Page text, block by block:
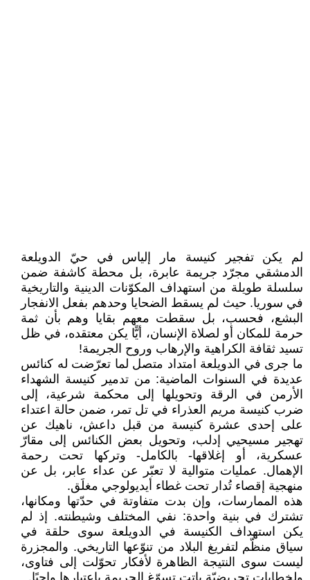
لم يكن تفجير كنيسة مار إلياس في حيّ الدويلعة
الدمشقي مجرّد جريمة عابرة، بل محطة كاشفة ضمن
سلسلة طويلة من استهداف المكوّنات الدينية والتاريخية
في سوريا. حيث لم يسقط الضحايا وحدهم بفعل الانفجار
البشع، فحسب، بل سقطت معهم بقايا وهم بأن ثمة
حرمة للمكان أو لصلاة الإنسان، أيًّا يكن معتقده، في ظل
تسيد ثقافة الكراهية والإرهاب وروح الجريمة!
ما جرى في الدويلعة امتداد متصل لما تعرّضت له كنائس
عديدة في السنوات الماضية: من تدمير كنيسة الشهداء
الأرمن في الرقة وتحويلها إلى محكمة شرعية، إلى
ضرب كنيسة مريم العذراء في تل تمر، ضمن حالة اعتداء
على إحدى عشرة كنيسة من قبل داعش، ناهيك عن
تهجير مسيحيي إدلب، وتحويل بعض الكنائس إلى مقارّ
عسكرية، أو إغلاقها- بالكامل- وتركها تحت رحمة
الإهمال. عمليات متوالية لا تعبّر عن عداء عابر، بل عن
منهجية إقصاء تُدار تحت غطاء أيديولوجي مغلَق.
هذه الممارسات، وإن بدت متفاوتة في حدّتها ومكانها،
تشترك في بنية واحدة: نفي المختلف وشيطنته. إذ لم
يكن استهداف الكنيسة في الدويلعة سوى حلقة في
سياق منظّم لتفريغ البلاد من تنوّعها التاريخي. والمجزرة
ليست سوى النتيجة الظاهرة لأفكار تحوّلت إلى فتاوى،